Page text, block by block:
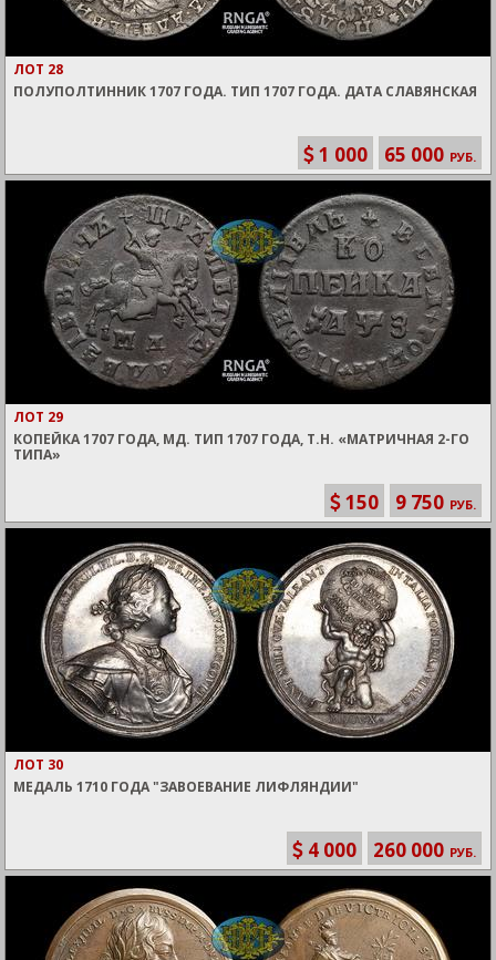
ЛОТ 28
ПОЛУПОЛТИННИК 1707 ГОДА. ТИП 1707 ГОДА. ДАТА СЛАВЯНСКАЯ
1 000 65 000 РУБ.
ЛОТ 29
КОПЕЙКА 1707 ГОДА, МД. ТИП 1707 ГОДА, Т.Н. «МАТРИЧНАЯ 2-ГО
ТИПА»
150 9 750 РУБ.
ЛОТ 30
МЕДАЛЬ 1710 ГОДА "ЗАВОЕВАНИЕ ЛИФЛЯНДИИ"
4 000 260 000 РУБ.